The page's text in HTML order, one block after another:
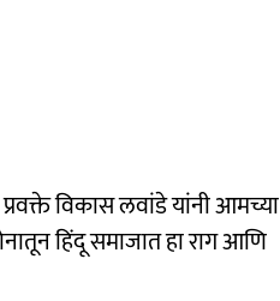
प्रवक्ते विकास लवांडे यांनी आमच्या
हिंदू समाजात हा राग आणि